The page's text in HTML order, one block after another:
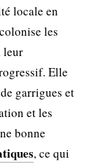
locale en
les
leur
Elle
garrigues et
et les
bonne
, ce qui